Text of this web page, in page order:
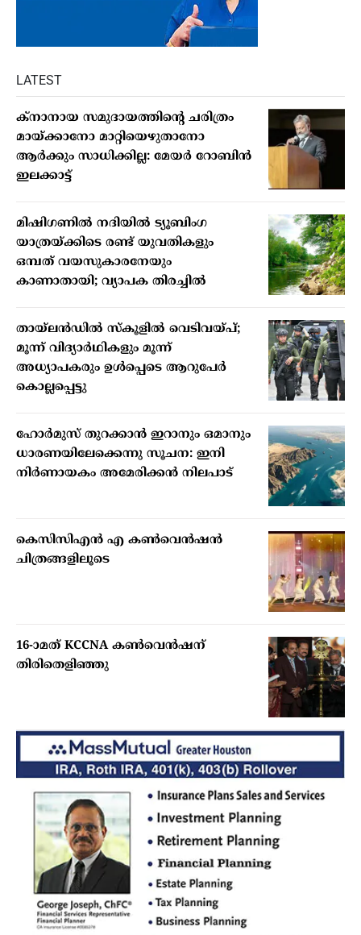
LATEST
ക്നാനായ സമുദായത്തിന്റെ ചരിത്രം
മായ്ക്കാനോ മാറ്റിയെഴുതാനോ
ആർക്കും സാധിക്കില്ല: മേയർ റോബിൻ
ഇലക്കാട്ട്
മിഷിഗണില്‍ നദിയില്‍ ട്യൂബിംഗ
യാത്രയ്ക്കിടെ രണ്ട് യുവതികളും
ഒമ്പത് വയസുകാരനേയും
കാണാതായി; വ്യാപക തിരച്ചില്‍
തായ്ലന്‍ഡില്‍ സ്‌കൂളില്‍ വെടിവയ്പ്;
മൂന്ന് വിദ്യാര്‍ഥികളും മൂന്ന്
അധ്യാപകരും ഉള്‍പ്പെടെ ആറുപേര്‍
കൊല്ലപ്പെട്ടു
ഹോര്‍മുസ് തുറക്കാന്‍ ഇറാനും ഒമാനും
ധാരണയിലേക്കെന്നു സൂചന: ഇനി
നിര്‍ണായകം അമേരിക്കന്‍ നിലപാട്
കെസിസിഎൻ എ കൺവെൻഷൻ
ചിത്രങ്ങളിലൂടെ
16-ാമത് KCCNA കൺവെൻഷന്
തിരിതെളിഞ്ഞു